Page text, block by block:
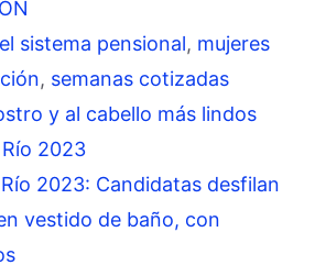
sistema pensional, mujeres
, semanas cotizadas
y al cabello más lindos
2023
2023: Candidatas desfilan
vestido de baño, con